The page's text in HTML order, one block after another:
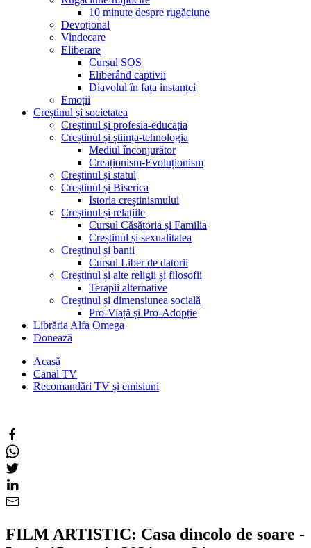
10 minute despre rugăciune
Devoțional
Vindecare
Eliberare
Cursul SOS
Eliberând captivii
Diavolul în fața instanței
Emoții
Creștinul și societatea
Creștinul și profesia-educația
Creștinul și știința-tehnologia
Mediul înconjurător
Creaționism-Evoluționism
Creștinul și statul
Creștinul și Biserica
Istoria creștinismului
Creștinul și relațiile
Cursul Căsătoria și Familia
Creștinul și sexualitatea
Creștinul și banii
Cursul Liber de datorii
Creștinul și alte religii și filosofii
Terapii alternative
Creștinul și dimensiunea socială
Pro-Viață și Pro-Adopție
Librăria Alfa Omega
Donează
Acasă
Canal TV
Recomandări TV și emisiuni
FILM ARTISTIC: Casa dincolo de soare -